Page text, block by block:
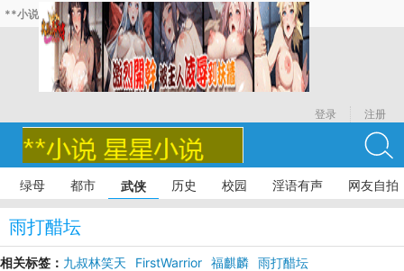
**小说
登录 注册
绿母 都市 武侠 历史 校园 淫语有声 网友自拍
雨打醋坛
相关标签： 九叔林笑天 FirstWarrior 福麒麟 雨打醋坛